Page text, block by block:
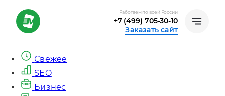
Работаем по всей России
+7 (499) 705-30-10
Заказать сайт
Свежее
SEO
Бизнес